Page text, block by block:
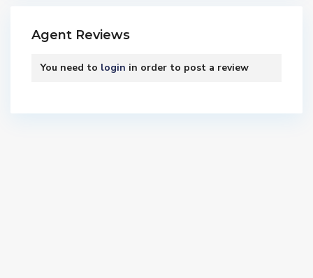
Agent Reviews
You need to login in order to post a review